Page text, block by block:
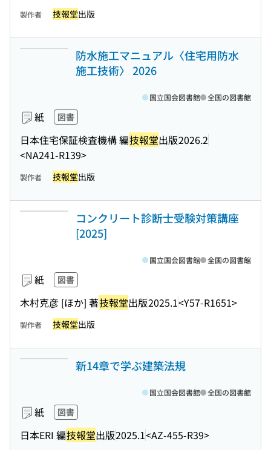
製作者 技報堂出版
防水施工マニュアル〈住宅用防水
施工技術〉 2026
紙 図書
日本住宅保証検査機構 編技報堂出版2026.2
<NA241-R139>
国立国会図書館 全国の図書館
製作者 技報堂出版
コンクリート診断士受験対策講座
[2025]
紙 図書
木村克彦 [ほか] 著技報堂出版2025.1<Y57-R1651>
国立国会図書館 全国の図書館
製作者 技報堂出版
新14章で学ぶ建築法規
紙 図書
日本ERI 編技報堂出版2025.1<AZ-455-R39>
国立国会図書館 全国の図書館